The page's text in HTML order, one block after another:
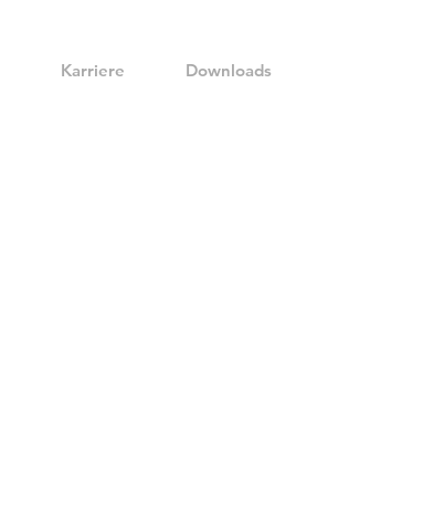
Karriere Downloads